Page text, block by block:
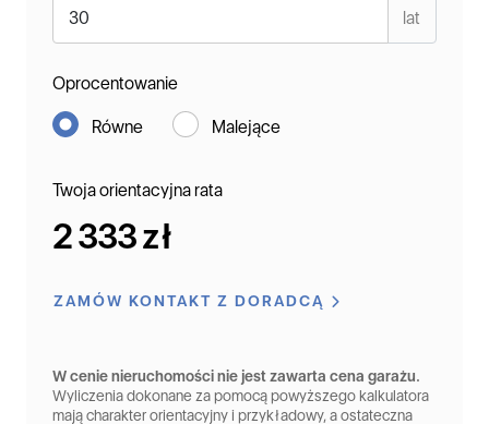
lat
Oprocentowanie
Równe Malejące
Twoja orientacyjna rata
2 333 zł
ZAMÓW KONTAKT Z DORADCĄ
W cenie nieruchomości nie jest zawarta cena garażu.
Wyliczenia dokonane za pomocą powyższego kalkulatora
mają charakter orientacyjny i przykładowy, a ostateczna